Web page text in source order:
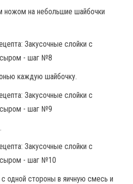
ножом на небольшие шайбочки
каждую шайбочку.
одной стороны в яичную смесь и